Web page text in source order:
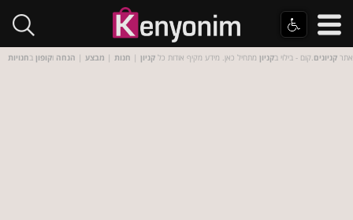
אתר קניונים.קום - בילוי בקניון מתחיל כאן. מידע מקיף אודות כל קניון | חנות | מבצע | הנחה וקופון בחנויות